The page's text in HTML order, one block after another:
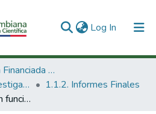
Log In (current)
1. Investigación Financiada con Recursos Públicos
1.1 Productos de investigación
1.1.2. Informes Finales
Desarrollar y poner en funcionamiento modelos de demanda y oferta de transporte, que permitan proponer opciones en materia de infraestructura, para aumentar la competitividad de los productos colombianos.